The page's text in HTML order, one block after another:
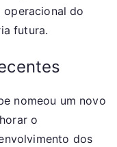
operacional do
futura.
nomeou um novo
o
dos